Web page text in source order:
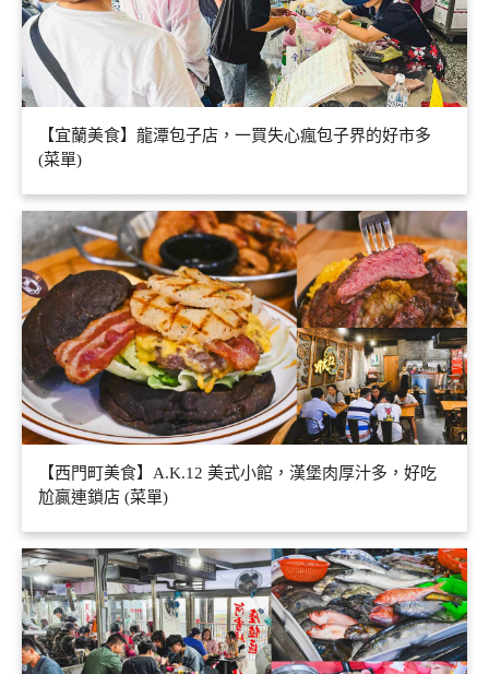
【宜蘭美食】龍潭包子店，一買失心瘋包子界的好市多
(菜單)
【西門町美食】A.K.12 美式小館，漢堡肉厚汁多，好吃
尬贏連鎖店 (菜單)